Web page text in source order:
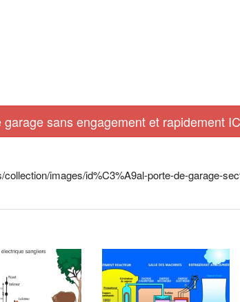
sans engagement et rapidement
images/id%C3%A9al-porte-de-garage-